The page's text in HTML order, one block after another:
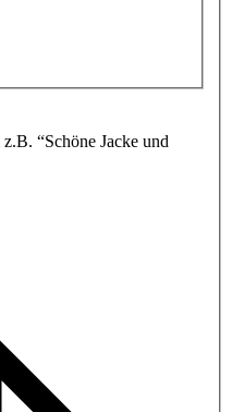
“Schöne Jacke und